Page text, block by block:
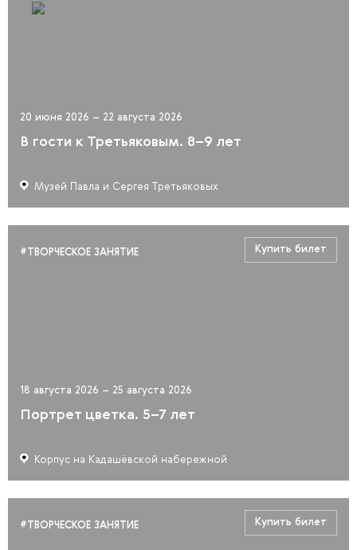
20 июня 2026 – 22 августа 2026
В гости к Третьяковым. 8–9 лет
Музей Павла и Сергея Третьяковых
#ТВОРЧЕСКОЕ ЗАНЯТИЕ Купить билет
18 августа 2026 – 25 августа 2026
Портрет цветка. 5–7 лет
Корпус на Кадашёвской набережной
#ТВОРЧЕСКОЕ ЗАНЯТИЕ Купить билет